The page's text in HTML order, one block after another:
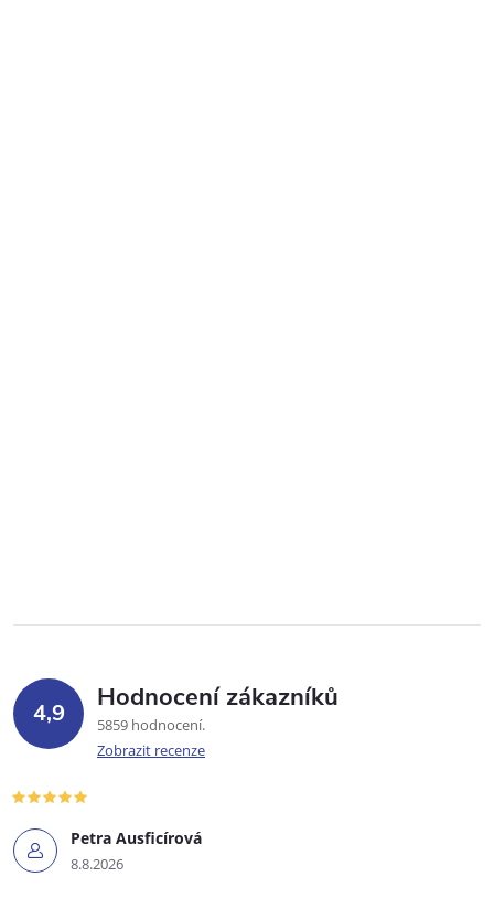
4,9 Hodnocení zákazníků
5859 hodnocení
Zobrazit recenze
Petra Ausficírová
8.8.2026